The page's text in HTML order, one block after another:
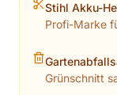
Stihl Akku-
Profi-Marke
Grünschnitt